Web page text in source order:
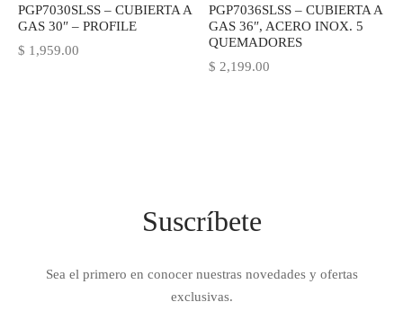
PGP7030SLSS – CUBIERTA A
GAS 30″ – PROFILE
$ 1,959.00
PGP7036SLSS – CUBIERTA A
GAS 36″, ACERO INOX. 5
QUEMADORES
$ 2,199.00
Suscríbete
Sea el primero en conocer nuestras novedades y ofertas
exclusivas.
AID
STUDIO